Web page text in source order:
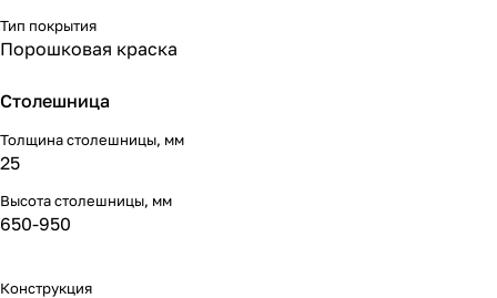
Тип покрытия
Порошковая краска
Столешница
Толщина столешницы, мм
25
Высота столешницы, мм
650-950
Конструкция